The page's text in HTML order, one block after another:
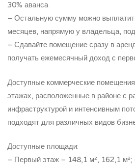
30% аванса
– Остальную сумму можно
месяцев, напрямую у владельца,
– Сдавайте помещение сразу в
получать ежемесячный доход с
Доступные коммерческие
этажах, расположенные в районе с
инфраструктурой и интенсивным
подходят для различных видов
Доступные площади:
– Первый этаж – 148,1 м², 162,1